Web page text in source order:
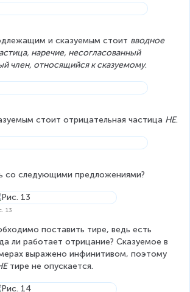
и сказуемым стоит вводное
наречие, несогласованный
член, относящийся к сказуемому.
стоит отрицательная частица НЕ.
со следующими предложениями?
13
поставить тире, ведь есть
ли работает отрицание? Сказуемое в
выражено инфинитивом, поэтому
тире не опускается.